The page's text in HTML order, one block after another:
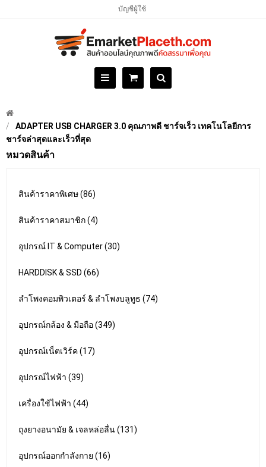
บัญชีผู้ใช้
ADAPTER USB CHARGER 3.0 คุณภาพดี ชาร์จเร็ว เทคโนโลยีการ
ชาร์จล่าสุดและเร็วที่สุด
หมวดสินค้า
สินค้าราคาพิเศษ (86)
สินค้าราคาสมาชิก (4)
อุปกรณ์ IT & Computer (30)
HARDDISK & SSD (66)
ลำโพงคอมพิวเตอร์ & ลำโพงบลูทูธ (74)
อุปกรณ์กล้อง & มือถือ (349)
อุปกรณ์เน็ตเวิร์ค (17)
อุปกรณ์ไฟฟ้า (39)
เครื่องใช้ไฟฟ้า (44)
ถุงยางอนามัย & เจลหล่อลื่น (131)
อุปกรณ์ออกกำลังกาย (16)